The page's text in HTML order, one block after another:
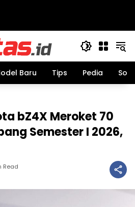
Baru Tips Pedia
bZ4X Meroket 70
Semester I 2026,
Read